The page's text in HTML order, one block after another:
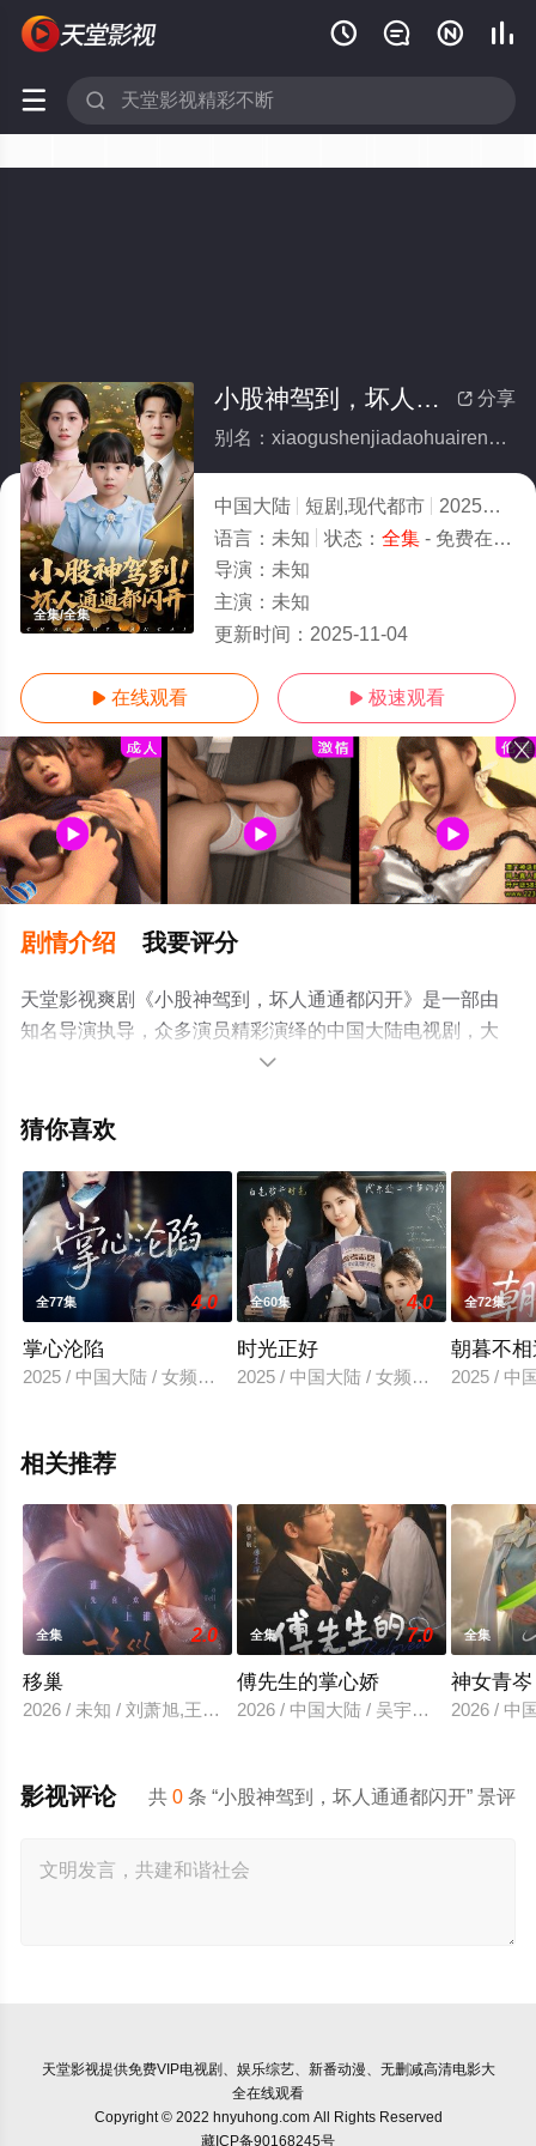
   
 
全集/全集
 分享
小股神驾到，坏人通通都闪开(全集)
别名：xiaogushenjiadaohuairentongtongdushankai
中国大陆 短剧,现代都市 2025
7.0
语言： 未知 状态： 全集- 免费在线观看
导演： 未知
主演： 未知
更新时间： 2025-11-04
 在线观看  极速观看
剧情介绍 我要评分
天堂影视爽剧《小股神驾到，坏人通通都闪开》是一部由
知名导演执导，众多演员精彩演绎的中国大陆电视剧，大
结局剧情已揭晓（全集），手机免费观看高清未删减完整
瓣电视剧、电视猫或剧情网等平台了解。

猜你喜欢
全77集 4.0
掌心沦陷
2025 / 中国大陆 / 女频恋爱
全60集 4.0
时光正好
2025 / 中国大陆 / 女频恋爱
全72集
朝暮不
2025 / 中
相关推荐
全集 2.0
移巢
2026 / 未知 / 刘萧旭,王格格
全集 7.0
傅先生的掌心娇
2026 / 中国大陆 / 吴宇航＆郑千亦
全集
神女青岑
2026 / 中
共0 条 “小股神驾到，坏人通通都闪开” 景评
影视评论
天堂影视提供免费VIP电视剧、娱乐综艺、新番动漫、无删减高清电影大
全在线观看
Copyright © 2022 hnyuhong.com All Rights Reserved
藏ICP备90168245号